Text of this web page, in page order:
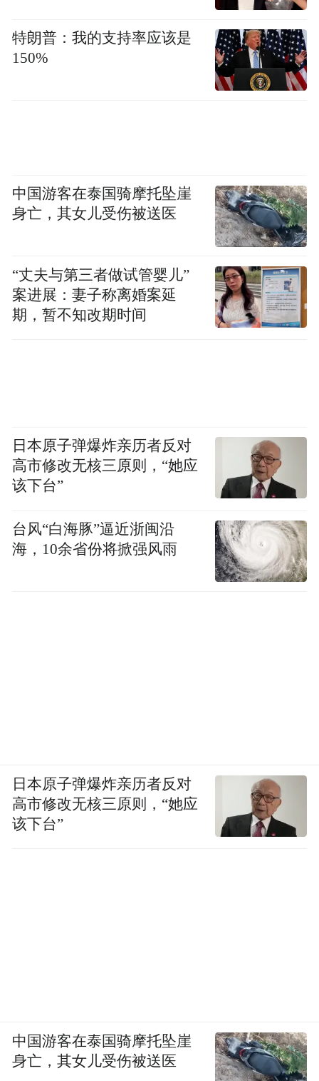
特朗普：我的支持率应该是
150%
中国游客在泰国骑摩托坠崖
身亡，其女儿受伤被送医
“丈夫与第三者做试管婴儿”
案进展：妻子称离婚案延
期，暂不知改期时间
日本原子弹爆炸亲历者反对
高市修改无核三原则，“她应
该下台”
台风“白海豚”逼近浙闽沿
海，10余省份将掀强风雨
日本原子弹爆炸亲历者反对
高市修改无核三原则，“她应
该下台”
中国游客在泰国骑摩托坠崖
身亡，其女儿受伤被送医